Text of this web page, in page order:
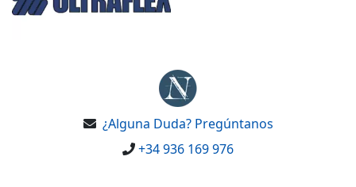
¿Alguna Duda? Pregúntanos
+34 936 169 976